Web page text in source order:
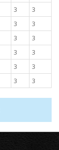
3
3
3
3
3
3
3
3
3
3
3 3